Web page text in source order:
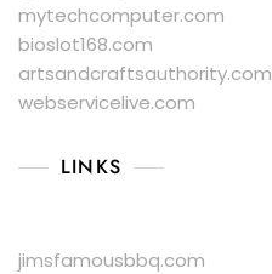
mytechcomputer.com
bioslot168.com
artsandcraftsauthority.com
webservicelive.com
LINKS
jimsfamousbbq.com